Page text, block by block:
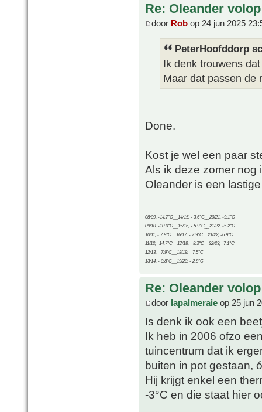
Re: Oleander
door Rob op 24 jun 2025
PeterHoofddorp
Ik denk trouwens
Maar dat passen de
Done.
Kost je wel een paar
Als ik deze zomer nog
Oleander is een
08/09, -14.7°C__14/15, - 3.6°C__20/21, -9.1°C
09/10, -10.0°C__15/16, - 5.9°C__21/22, -5.2°C
10/11, - 7.9°C__16/17, - 7.9°C__21/22, -6.9°C
11/12, -14.7°C__17/18, - 8.3°C__22/23, -7.1°C
12/13, - 7.9°C__18/19, - 7.5°C
13/14, - 0.8°C__19/20, - 2.8°C
Re: Oleander
door lapalmeraie op 25 jun
Is denk ik ook een
Ik heb in 2006 ofzo
tuincentrum dat ik
buiten in pot gestaan,
Hij krijgt enkel een
-3°C en die staat hier